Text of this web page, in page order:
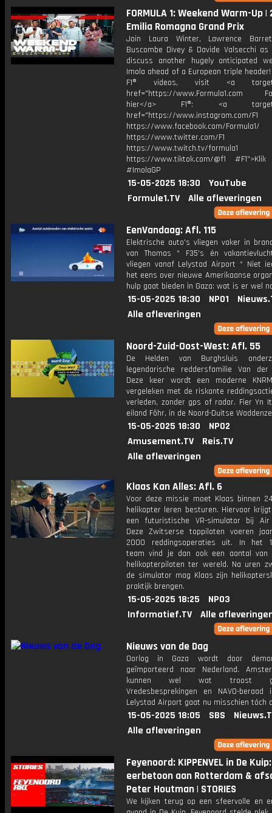
FORMULA 1: Weekend Warm-Up |
Emilia Romagna Grand Prix
Join Laura Winter, Lawrence
Buscombe Divey & Davide Valsecchi
discuss another hugely anticipated
Imola ahead of a European triple
F1® videos, visit <a
href="https://www.Formula1.com
hier</a> F1®: <a
href="https://www.instagram.com/F1
https://www.facebook.com/Formula1/
https://www.twitter.com/F1
https://www.twitch.tv/formula1
https://www.tiktok.com/@f1
#ImolaGP
15-05-2025 18:30
YouTube
Formule1.TV
Alle afleveringen
EenVandaag: Afl. 115
Elektrische auto's vliegen vaker in
van Thomas * F35's én
vliegen vanaf Lelystad Airport * Niet
het eens over nieuwe Amerikaanse
hulp gaat bieden in Gaza: wat is er wel
15-05-2025 18:30 NPO1
Alle afleveringen
Noord-Zuid-Oost-West: Afl. 55
De Helden van Burghsluis
legendarische reddersfamilie Van der
Deze keer wordt een moderne
vergeleken met de riskante
verleden, zonder gps of radar. Fier Yn
eiland Föhr, in de Noord-Duitse
15-05-2025 18:30
NPO2
Amusement.TV
Reis.TV
Alle afleveringen
Klaas Kan Alles: Afl. 6
Voor deze missie moet Klaas binnen
helikopter leren besturen. Hiervoor
een futuristische VR-simulator bij
Deze Zwitserse toppiloten voeren
2000 reddingsoperaties uit. In het
team vind je dan ook een aantal van
helikopterpiloten ter wereld. Na uren
de simulator mag Klaas zijn
praktijk brengen.
15-05-2025 18:25
NPO3
Informatief.TV
Alle
Nieuws van de Dag
Oorlog in Gaza wordt door
geïmporteerd naar Nederland.
kunnen wel wat troost
Vredesbesprekingen en NAVO-beraad
Lelystad Airport gaat nu misschien tóch
15-05-2025 18:05 SBS
Alle afleveringen
Feyenoord: KIPPENVEL in De Kuip:
eerbetoon aan Rotterdam &
Peter Houtman | STORIES
We kijken terug op een sfeervolle en